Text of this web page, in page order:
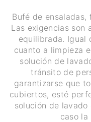
Bufé de
Las exigencias son
equilibrada. Igual
cuanto a limpieza
solución de
tránsito de
garantizarse que
cubiertos, esté
solución de
caso la